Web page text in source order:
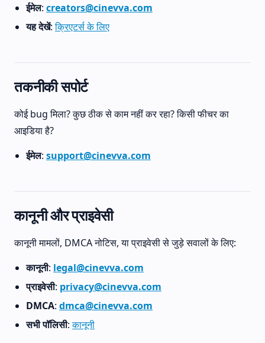
ईमेल: creators@cinevva.com
यह देखें:क्रिएटर्स के लिए
तकनीकी सपोर्ट
कोई bug मिला? कुछ ठीक से काम नहीं कर रहा? किसी फीचर का
आइडिया है?
ईमेल: support@cinevva.com
कानूनी और प्राइवेसी
कानूनी मामलों, DMCA नोटिस, या प्राइवेसी से जुड़े सवालों के लिए:
कानूनी: legal@cinevva.com
प्राइवेसी: privacy@cinevva.com
DMCA: dmca@cinevva.com
सभी पॉलिसी:कानूनी